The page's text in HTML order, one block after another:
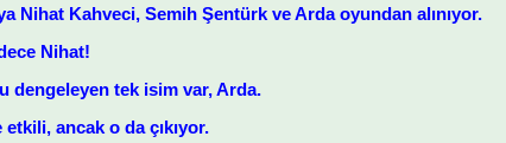
Nihat Kahveci, Semih Şentürk ve Arda oyundan alınıyor.
Nihat!
dengeleyen tek isim var, Arda.
ancak o da çıkıyor.